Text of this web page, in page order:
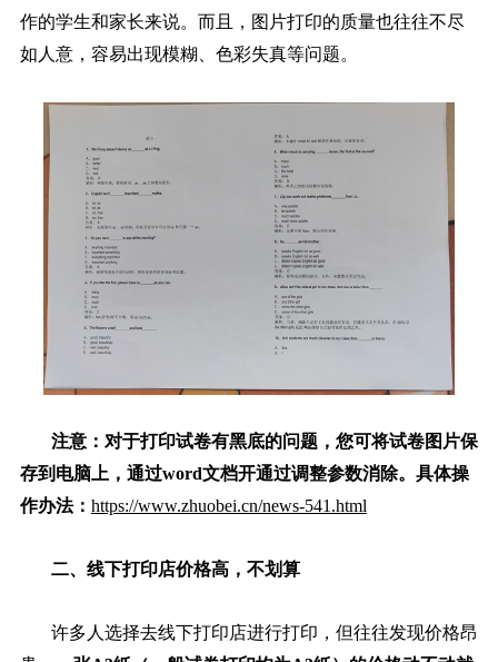
作的学生和家长来说。而且，图片打印的质量也往往不尽
如人意，容易出现模糊、色彩失真等问题。
注意：对于打印试卷有黑底的问题，您可将试卷图片保
存到电脑上，通过word文档开通过调整参数消除。具体操
作办法： https://www.zhuobei.cn/news-541.html
二、线下打印店价格高，不划算
许多人选择去线下打印店进行打印，但往往发现价格昂